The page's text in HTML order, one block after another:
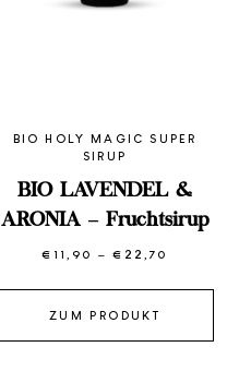
BIO HOLY MAGIC SUPER
SIRUP
BIO LAVENDEL &
ARONIA – Fruchtsirup
€ 11,90 –€ 22,70
bis
ZUM PRODUKT